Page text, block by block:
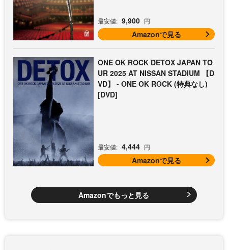
最安値: 9,900 円
Amazonで見る
ONE OK ROCK DETOX JAPAN TO
UR 2025 AT NISSAN STADIUM 【D
VD】 - ONE OK ROCK (特典なし)
[DVD]
最安値: 4,444 円
Amazonで見る
Amazonでもっと見る